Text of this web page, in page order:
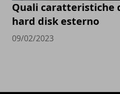
Quali caratteristiche
hard disk esterno
09/02/2023